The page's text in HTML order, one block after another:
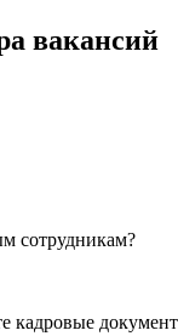
вакансий
сотрудникам?
кадровые